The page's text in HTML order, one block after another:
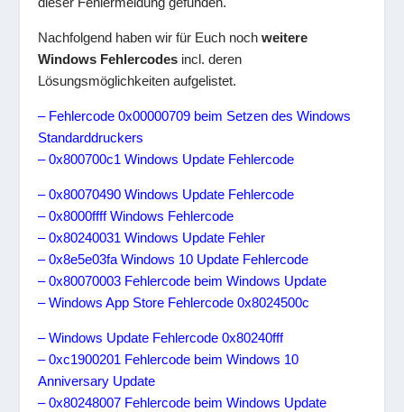
Nachfolgend haben wir für Euch nochweitere
Windows Fehlercodes incl. deren
Lösungsmöglichkeiten aufgelistet.
– Fehlercode 0x00000709 beim Setzen des Windows
Standarddruckers
– 0x800700c1 Windows Update Fehlercode
– 0x80070490 Windows Update Fehlercode
– 0x8000ffff Windows Fehlercode
– 0x80240031 Windows Update Fehler
– 0x8e5e03fa Windows 10 Update Fehlercode
– 0x80070003 Fehlercode beim Windows Update
– Windows App Store Fehlercode 0x8024500c
– Windows Update Fehlercode 0x80240fff
– 0xc1900201 Fehlercode beim Windows 10
Anniversary Update
– 0x80248007 Fehlercode beim Windows Update